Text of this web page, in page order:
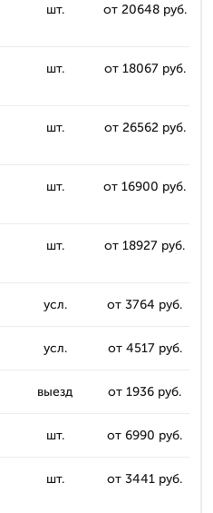
шт. от 20648 руб.
шт. от 18067 руб.
шт. от 26562 руб.
шт. от 16900 руб.
шт. от 18927 руб.
усл. от 3764 руб.
усл. от 4517 руб.
выезд от 1936 руб.
шт. от 6990 руб.
шт. от 3441 руб.